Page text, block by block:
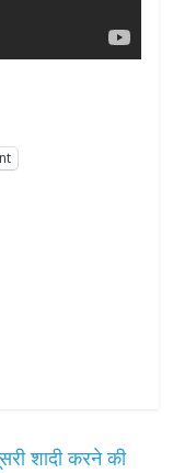
शादी करने की